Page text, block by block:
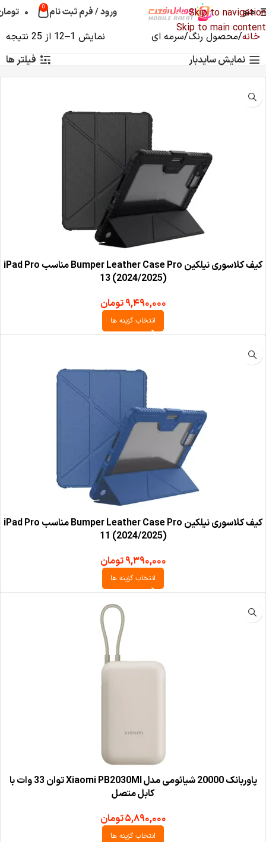
Skip to navigation
Skip to main content
منو ورود / فرم ثبت نام 0 ۰
خانه محصول رنگ سرمه ای
نمایش 1–12 از 25 نتیجه
نمایش سایدبار
فیلتر ها
کیف کلاسوری نیلکین Bumper Leather Case Pro مناسب iPad Pro
13 (2024/2025)
۹,۴۹۰,۰۰۰تومان
انتخاب گزینه ها
کیف کلاسوری نیلکین Bumper Leather Case Pro مناسب iPad Pro
11 (2024/2025)
۹,۳۹۰,۰۰۰تومان
انتخاب گزینه ها
پاوربانک 20000 شیائومی مدل Xiaomi PB2030MI توان 33 وات با
کابل متصل
۵,۸۹۰,۰۰۰تومان
انتخاب گزینه ها